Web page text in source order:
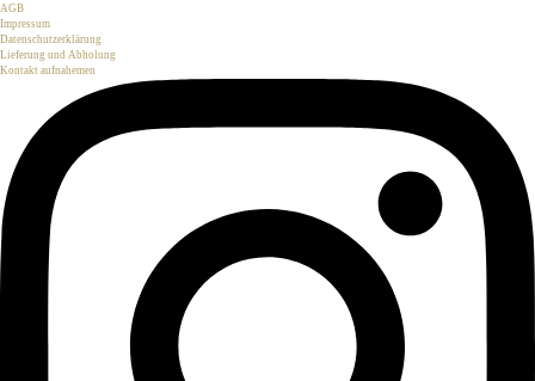
AGB
Impressum
Datenschutzerklärung
Lieferung und Abholung
Kontakt aufnahemen